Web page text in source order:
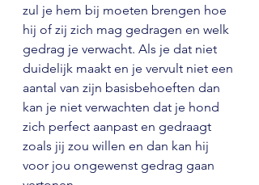
zul je hem bij moeten brengen hoe
hij of zij zich mag gedragen en welk
gedrag je verwacht. Als je dat niet
duidelijk maakt en je vervult niet een
aantal van zijn basisbehoeften dan
kan je niet verwachten dat je hond
zich perfect aanpast en gedraagt
zoals jij zou willen en dan kan hij
voor jou ongewenst gedrag gaan